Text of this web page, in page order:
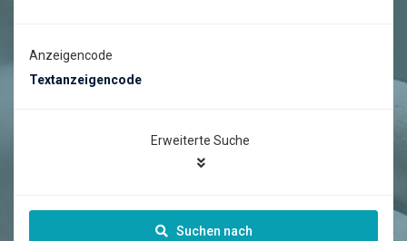
Anzeigencode
Erweiterte Suche
Suchen nach